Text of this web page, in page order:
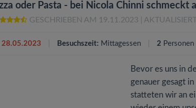
oder Pasta - bei Nicola Chinni schmeckt
GESCHRIEBEN AM 19.11.2023 |
28.05.2023 Besuchszeit: Mittagessen 2 Personen
Bevor es uns in
genauer gesagt
statteten wir an